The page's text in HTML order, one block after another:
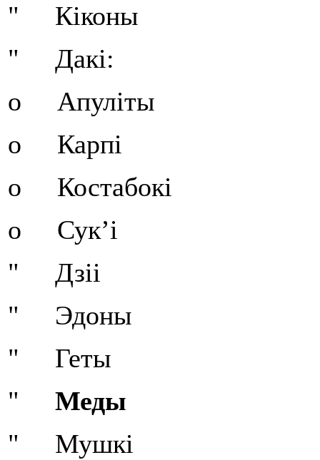
" Кіконы
" Дакі:
o Апуліты
o Карпі
o Костабокі
o Сук’і
" Дзіі
" Эдоны
" Геты
" Меды
" Мушкі